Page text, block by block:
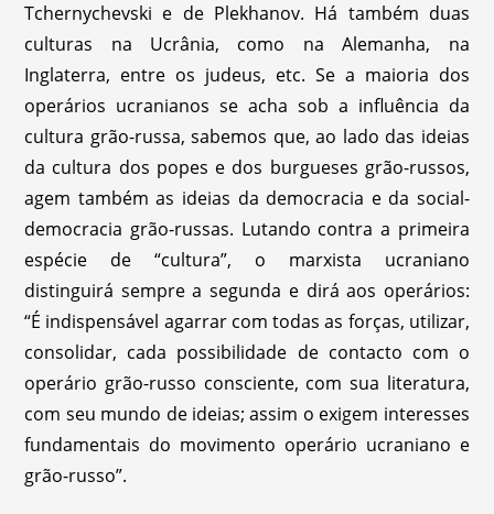
Tchernychevski e de Plekhanov. Há também duas
culturas na Ucrânia, como na Alemanha, na
Inglaterra, entre os judeus, etc. Se a maioria dos
operários ucranianos se acha sob a influência da
cultura grão-russa, sabemos que, ao lado das ideias
da cultura dos popes e dos burgueses grão-russos,
agem também as ideias da democracia e da social-
democracia grão-russas. Lutando contra a primeira
espécie de “cultura”, o marxista ucraniano
distinguirá sempre a segunda e dirá aos operários:
“É indispensável agarrar com todas as forças, utilizar,
consolidar, cada possibilidade de contacto com o
operário grão-russo consciente, com sua literatura,
com seu mundo de ideias; assim o exigem interesses
fundamentais do movimento operário ucraniano e
grão-russo”.